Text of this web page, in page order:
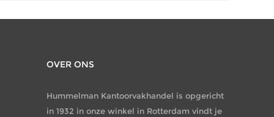
OVER ONS
Hummelman Kantoorvakhandel is opgericht
in 1932 in onze winkel in Rotterdam vindt je